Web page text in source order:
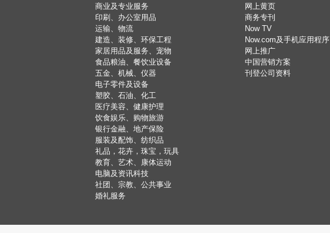
商业及专业服务
印刷、办公室用品
运输、物流
建造、装修、环保工程
家居用品及服务、宠物
食品粮油、餐饮业设备
五金、机械、仪器
电子零件及设备
塑胶、石油、化工
医疗美容、健康护理
饮食娱乐、购物旅游
银行金融、地产保险
服装及配饰、纺织品
礼品，花卉，珠宝，玩具
教育、艺术、康体运动
电脑及资讯科技
社团、宗教、公共事业
婚礼服务
网上黄页
商务专刊
Now TV
Now.com及手机应用程序
网上推广
中国营销方案
刊登公司资料